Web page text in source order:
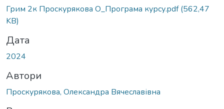
Грим 2к Проскурякова О_Програма курсу.pdf(562,47
KB)
Дата
2024
Автори
Проскурякова, Олександра Вячеславівна